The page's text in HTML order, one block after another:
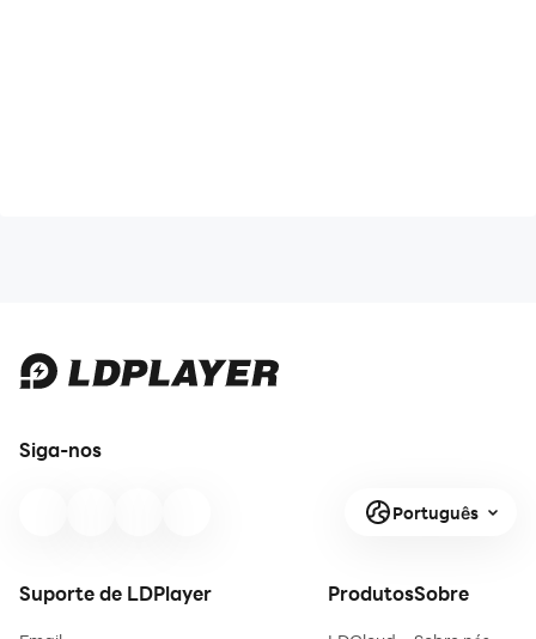
Siga-nos
Português
Suporte de LDPlayer ProdutosSobre